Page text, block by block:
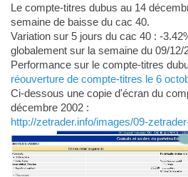
Le compte-titres dubus au 14
semaine de baisse du cac 40.
Variation sur 5 jours du cac 40 : -
globalement sur la semaine du 09/12/
Performance sur le compte-titres
réouverture de compte-titres le 6
Ci-dessous une copie d'écran du
décembre 2002 :
http://zetrader.info/images/09-